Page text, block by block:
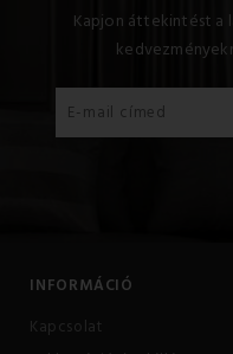
Kapjon áttekintést a
INFORMÁCIÓ
Kapcsolat